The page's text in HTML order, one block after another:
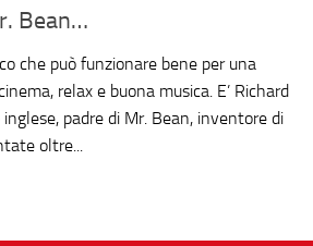
Bean…
che può funzionare bene per una
relax e buona musica. E’ Richard
inglese, padre di Mr. Bean, inventore di
oltre...